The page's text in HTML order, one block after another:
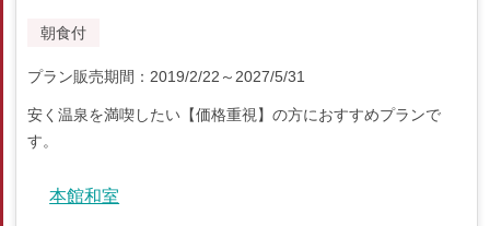
朝食付
プラン販売期間：2019/2/22～2027/5/31
安く温泉を満喫したい【価格重視】の方におすすめプランで
す。
本館和室